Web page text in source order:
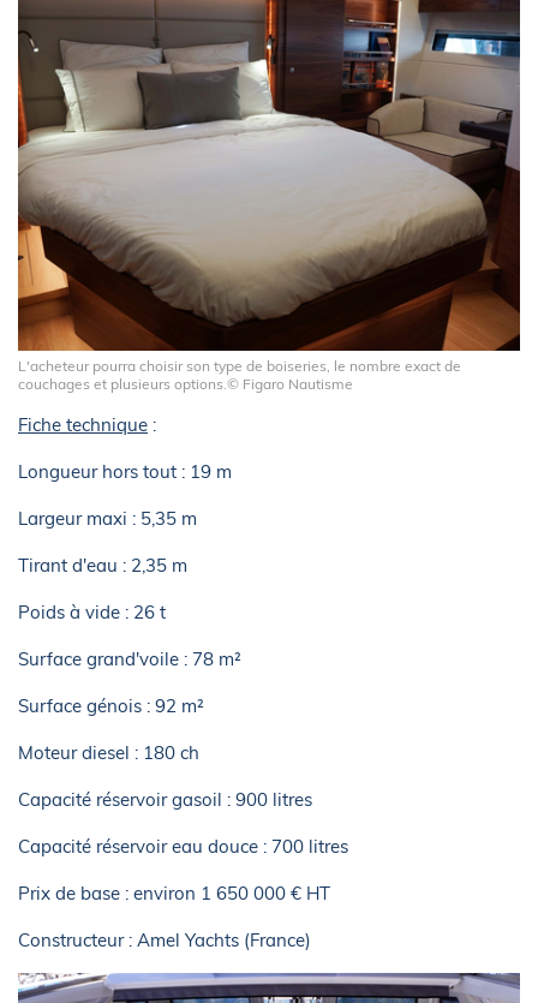
L'acheteur pourra choisir son type de boiseries, le nombre exact de
couchages et plusieurs options.© Figaro Nautisme
Fiche technique :
Longueur hors tout : 19 m
Largeur maxi : 5,35 m
Tirant d'eau : 2,35 m
Poids à vide : 26 t
Surface grand'voile : 78 m²
Surface génois : 92 m²
Moteur diesel : 180 ch
Capacité réservoir gasoil : 900 litres
Capacité réservoir eau douce : 700 litres
Prix de base : environ 1 650 000 € HT
Constructeur : Amel Yachts (France)